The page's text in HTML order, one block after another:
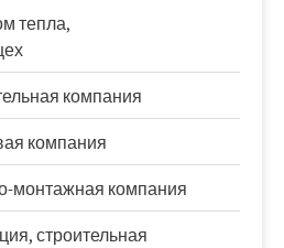
тепла,
компания
компания
монтажная компания
строительная